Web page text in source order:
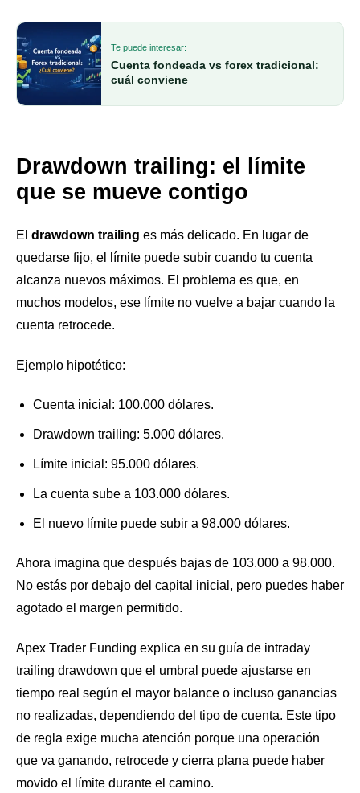
Te puede interesar:
Cuenta fondeada vs forex tradicional:
cuál conviene
Drawdown trailing: el límite
que se mueve contigo
El drawdown trailing es más delicado. En lugar de
quedarse fijo, el límite puede subir cuando tu cuenta
alcanza nuevos máximos. El problema es que, en
muchos modelos, ese límite no vuelve a bajar cuando la
cuenta retrocede.
Ejemplo hipotético:
Cuenta inicial: 100.000 dólares.
Drawdown trailing: 5.000 dólares.
Límite inicial: 95.000 dólares.
La cuenta sube a 103.000 dólares.
El nuevo límite puede subir a 98.000 dólares.
Ahora imagina que después bajas de 103.000 a 98.000.
No estás por debajo del capital inicial, pero puedes haber
agotado el margen permitido.
Apex Trader Funding explica en su guía de intraday
trailing drawdown que el umbral puede ajustarse en
tiempo real según el mayor balance o incluso ganancias
no realizadas, dependiendo del tipo de cuenta. Este tipo
de regla exige mucha atención porque una operación
que va ganando, retrocede y cierra plana puede haber
movido el límite durante el camino.